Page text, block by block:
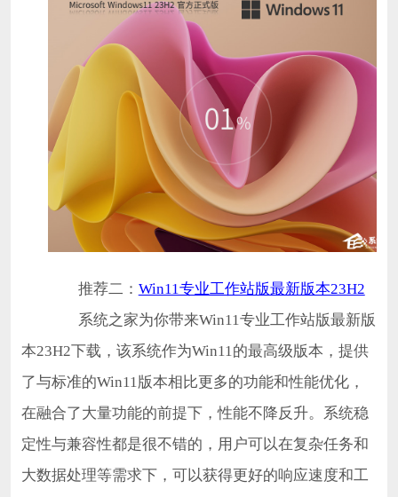
推荐二： Win11专业工作站版最新版本23H2
系统之家为你带来Win11专业工作站版最新版
本23H2下载，该系统作为Win11的最高级版本，提供
了与标准的Win11版本相比更多的功能和性能优化，
在融合了大量功能的前提下，性能不降反升。系统稳
定性与兼容性都是很不错的，用户可以在复杂任务和
大数据处理等需求下，可以获得更好的响应速度和工